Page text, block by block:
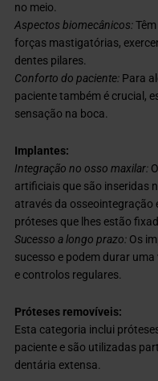
no meio.
Aspectos biomecânicos:
forças mastigatórias,
dentes pilares.
Conforto do paciente: Para
paciente também é crucial,
sensação na boca.
Implantes:
Integração no osso maxilar:
artificiais que são inseridas
através da osseointegração
próteses que lhes estão
Sucesso a longo prazo: Os
sucesso e podem durar
e controlos regulares.
Próteses removíveis:
Esta categoria inclui
paciente e são utilizadas
dentária extensa.